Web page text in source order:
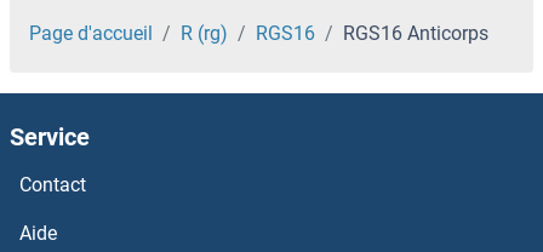
RGMA Anticorps
RGL3 Anticorps
RGL2 Anticorps
Page d'accueil R (rg) RGS16 RGS16 Anticorps
Service
Contact
Aide